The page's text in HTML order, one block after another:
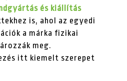
és kiállítás
is, ahol az egyedi
a márka fizikai
meg.
itt kiemelt szerepet